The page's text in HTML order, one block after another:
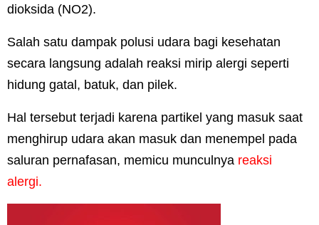
dioksida (NO2).
Salah satu dampak polusi udara bagi kesehatan
secara langsung adalah reaksi mirip alergi seperti
hidung gatal, batuk, dan pilek.
Hal tersebut terjadi karena partikel yang masuk saat
menghirup udara akan masuk dan menempel pada
saluran pernafasan, memicu munculnya reaksi
alergi.